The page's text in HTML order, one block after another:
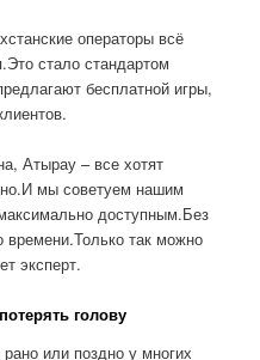
операторы всё
стало стандартом
бесплатной игры,
Атырау – все хотят
мы советуем нашим
доступным.Без
времени.Только так можно
эксперт.
голову
или поздно у многих